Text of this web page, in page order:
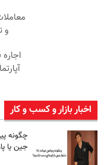
و تا ۵۰۰
اخبار بازار و کسب و کار
چگونه
جین یا